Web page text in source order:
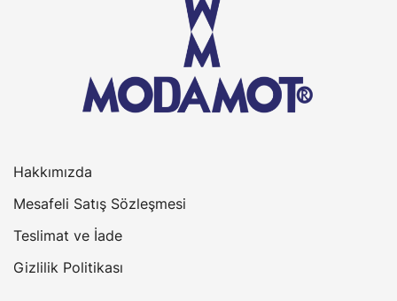
Hakkımızda
Mesafeli Satış Sözleşmesi
Teslimat ve İade
Gizlilik Politikası